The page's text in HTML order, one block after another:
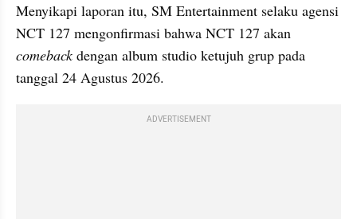
Menyikapi laporan itu, SM Entertainment selaku agensi
comeback dengan album studio ketujuh grup pada
tanggal 24 Agustus 2026.
ADVERTISEMENT